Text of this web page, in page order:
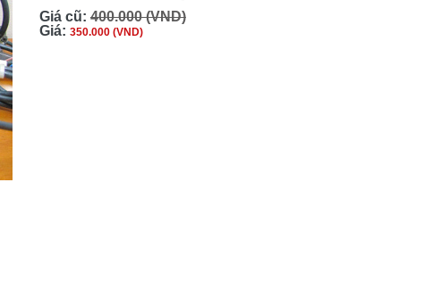
Giá cũ: 400.000 (VND)
Giá: 350.000 (VND)